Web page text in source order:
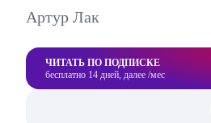
Артур Лак
ЧИТАТЬ ПО ПОДПИСКЕ
бесплатно 14 дней, далее /мес